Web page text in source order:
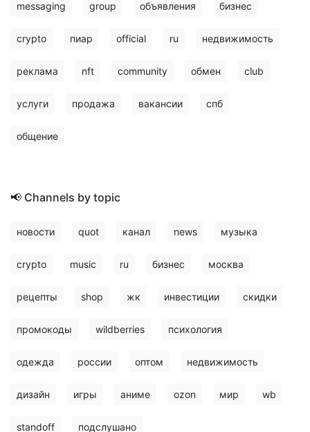
messaging group объявления бизнес
crypto пиар official ru недвижимость
реклама nft community обмен club
услуги продажа вакансии спб
общение
📢 Channels by topic
новости quot канал news музыка
crypto music ru бизнес москва
рецепты shop жк инвестиции скидки
промокоды wildberries психология
одежда россии оптом недвижимость
дизайн игры аниме ozon мир wb
standoff подслушано